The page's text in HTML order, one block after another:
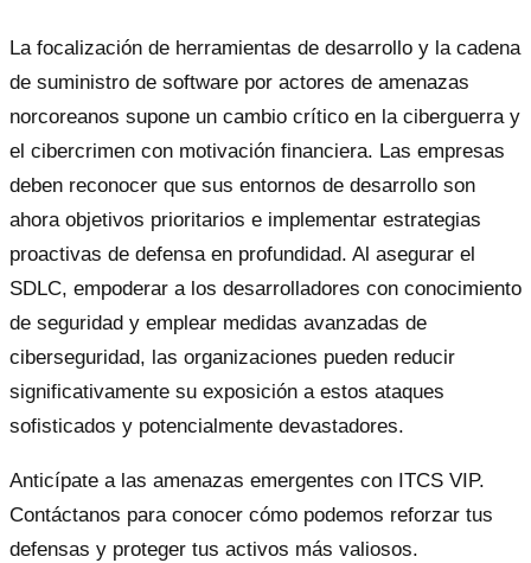
La focalización de herramientas de desarrollo y la cadena
de suministro de software por actores de amenazas
norcoreanos supone un cambio crítico en la ciberguerra y
el cibercrimen con motivación financiera. Las empresas
deben reconocer que sus entornos de desarrollo son
ahora objetivos prioritarios e implementar estrategias
proactivas de defensa en profundidad. Al asegurar el
SDLC, empoderar a los desarrolladores con conocimiento
de seguridad y emplear medidas avanzadas de
ciberseguridad, las organizaciones pueden reducir
significativamente su exposición a estos ataques
sofisticados y potencialmente devastadores.
Anticípate a las amenazas emergentes con ITCS VIP.
Contáctanos para conocer cómo podemos reforzar tus
defensas y proteger tus activos más valiosos.